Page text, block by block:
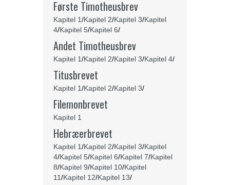
Første Timotheusbrev
Kapitel 1/Kapitel 2/Kapitel 3/Kapitel
4/Kapitel 5/Kapitel 6/
Andet Timotheusbrev
Kapitel 1/Kapitel 2/Kapitel 3/Kapitel 4/
Titusbrevet
Kapitel 1/Kapitel 2/Kapitel 3/
Filemonbrevet
Kapitel 1
Hebræerbrevet
Kapitel 1/Kapitel 2/Kapitel 3/Kapitel
4/Kapitel 5/Kapitel 6/Kapitel 7/Kapitel
8/Kapitel 9/Kapitel 10/Kapitel
11/Kapitel 12/Kapitel 13/